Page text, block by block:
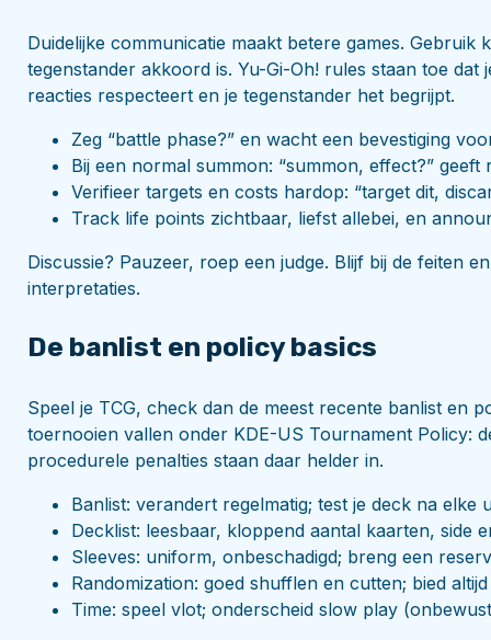
Duidelijke communicatie maakt betere games.
tegenstander akkoord is. Yu-Gi-Oh! rules staan toe
reacties respecteert en je tegenstander het begrijpt.
Zeg “battle phase?” en wacht een bevestiging
Bij een normal summon: “summon, effect?”
Verifieer targets en costs hardop: “target dit,
Track life points zichtbaar, liefst allebei, en
Discussie? Pauzeer, roep een judge. Blijf bij de feiten
interpretaties.
De banlist en policy basics
Speel je TCG, check dan de meest recente banlist en
toernooien vallen onder KDE-US Tournament Policy:
procedurele penalties staan daar helder in.
Banlist: verandert regelmatig; test je deck na elke
Decklist: leesbaar, kloppend aantal kaarten, side
Sleeves: uniform, onbeschadigd; breng een
Randomization: goed shufflen en cutten; bied
Time: speel vlot; onderscheid slow play